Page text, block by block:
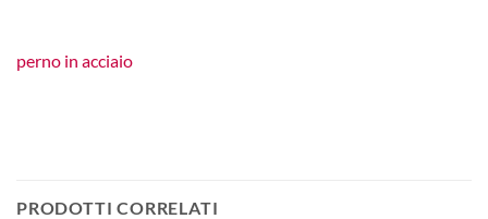
perno in acciaio
PRODOTTI CORRELATI